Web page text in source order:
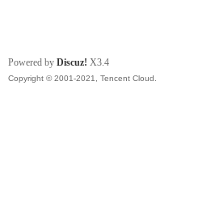
Powered by Discuz! X3.4
Copyright © 2001-2021, Tencent Cloud.